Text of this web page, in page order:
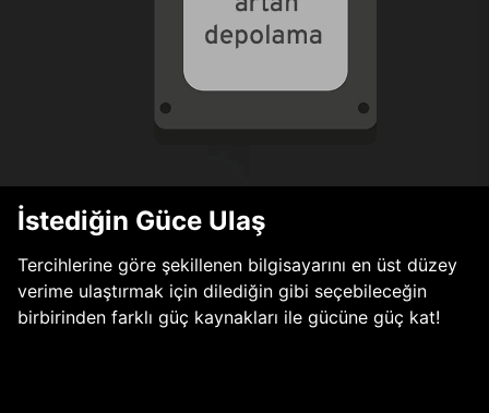
İstediğin Güce Ulaş
Tercihlerine göre şekillenen bilgisayarını en üst düzey
verime ulaştırmak için dilediğin gibi seçebileceğin
birbirinden farklı güç kaynakları ile gücüne güç kat!